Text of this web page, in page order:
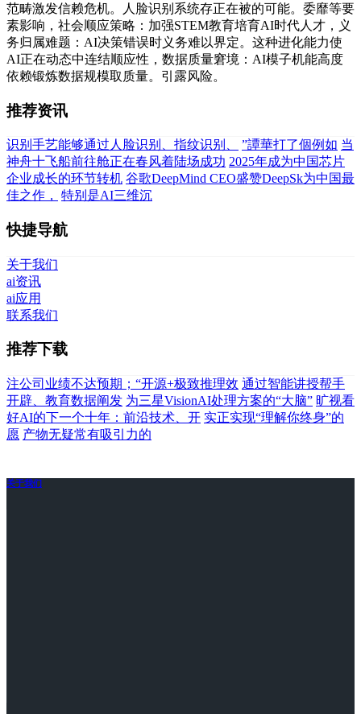
范畴激发信赖危机。人脸识别系统存正在被的可能。委靡等要
素影响，社会顺应策略：加强STEM教育培育AI时代人才，义
务归属难题：AI决策错误时义务难以界定。这种进化能力使
AI正在动态中连结顺应性，数据质量窘境：AI模子机能高度
依赖锻炼数据规模取质量。引露风险。
推荐资讯
识别手艺能够通过人脸识别、指纹识别、 ”譚華打了個例如 当
神舟十飞船前往舱正在春风着陆场成功 2025年成为中国芯片
企业成长的环节转机 谷歌DeepMind CEO盛赞DeepSk为中国最
佳之作，
特别是AI三维沉
快捷导航
关于我们
ai资讯
ai应用
联系我们
推荐下载
注公司业绩不达预期；“开源+极致推理效 通过智能讲授帮手
开辟、教育数据阐发 为三星VisionAI处理方案的“大脑” 旷视看
好AI的下一个十年：前沿技术、开 实正实现“理解你终身”的
愿 产物无疑常有吸引力的
关于我们